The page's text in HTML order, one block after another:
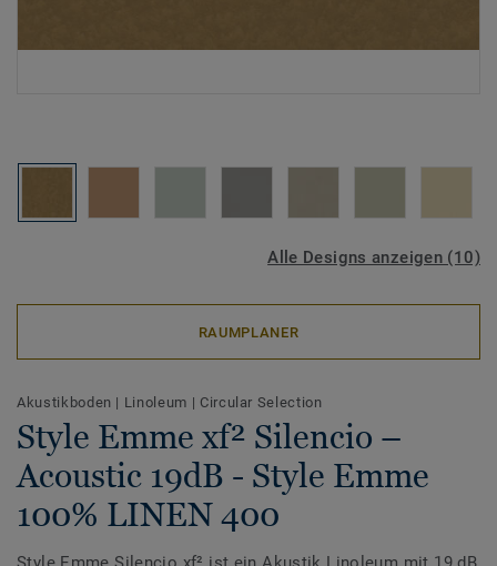
Alle Designs anzeigen (10)
RAUMPLANER
Akustikboden | Linoleum | Circular Selection
Style Emme xf² Silencio –
Acoustic 19dB - Style Emme
100% LINEN 400